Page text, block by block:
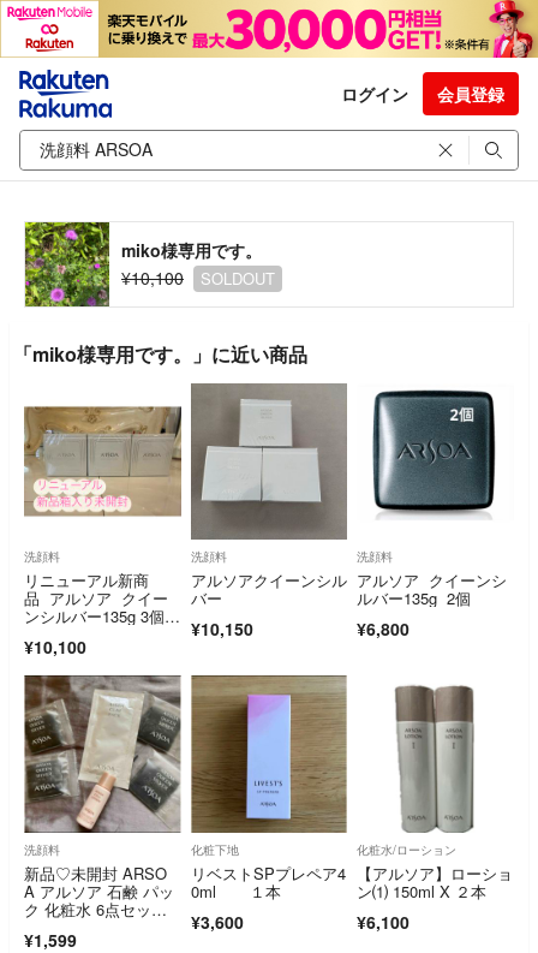
ログイン 会員登録
miko様専用です。
¥10,100
SOLDOUT
「miko様専用です。」に近い商品
洗顔料
リニューアル新商
品 アルソア クイー
ンシルバー135g 3個セ
¥10,100
洗顔料
アルソアクイーンシル
バー
¥10,150
洗顔料
アルソア クイーンシ
ルバー135g 2個
¥6,800
洗顔料
新品♡未開封 ARSO
A アルソア 石鹸 パッ
ク 化粧水 6点セッ
¥1,599
化粧下地
リベストSPプレペア4
0ml １本
¥3,600
化粧水/ローション
【アルソア】ローショ
ン⑴ 150ml X ２本
¥6,100